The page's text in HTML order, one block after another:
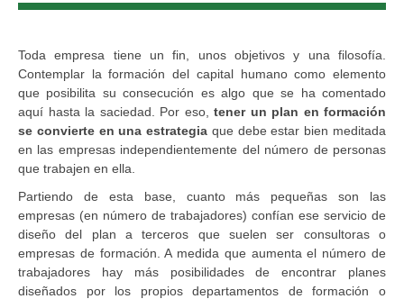
Toda empresa tiene un fin, unos objetivos y una filosofía.
Contemplar la formación del capital humano como elemento
que posibilita su consecución es algo que se ha comentado
aquí hasta la saciedad. Por eso, tener un plan en formación
se convierte en una estrategia que debe estar bien meditada
en las empresas independientemente del número de personas
que trabajen en ella.
Partiendo de esta base, cuanto más pequeñas son las
empresas (en número de trabajadores) confían ese servicio de
diseño del plan a terceros que suelen ser consultoras o
empresas de formación. A medida que aumenta el número de
trabajadores hay más posibilidades de encontrar planes
diseñados por los propios departamentos de formación o